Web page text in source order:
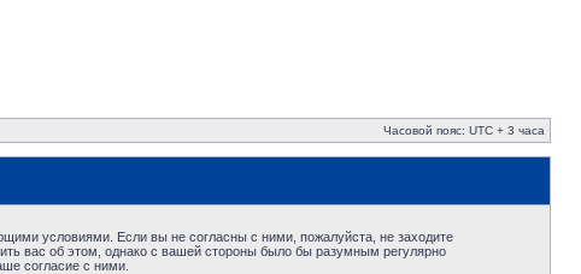
Часовой пояс: UTC + 3 часа
условиями. Если вы не согласны с ними, пожалуйста, не заходите
вас об этом, однако с вашей стороны было бы разумным регулярно
согласие с ними.